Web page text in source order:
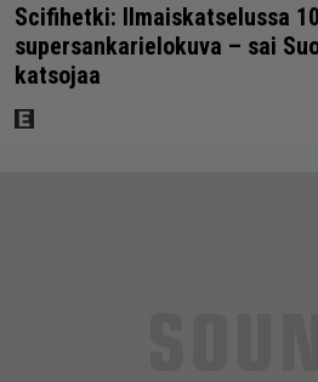
Scifihetki: Ilmaiskatselussa
supersankarielokuva – sai
katsojaa